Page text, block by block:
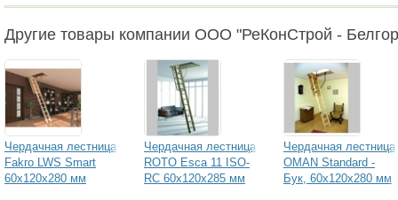
Другие товары компании ООО "РеКонСтрой -
Чердачная лестница
Fakro LWS Smart
60х120х280 мм
Чердачная лестница
ROTO Esca 11 ISO-
RC 60х120х285 мм
Чердачная лестница
OMAN Standard -
Бук, 60х120х280 мм